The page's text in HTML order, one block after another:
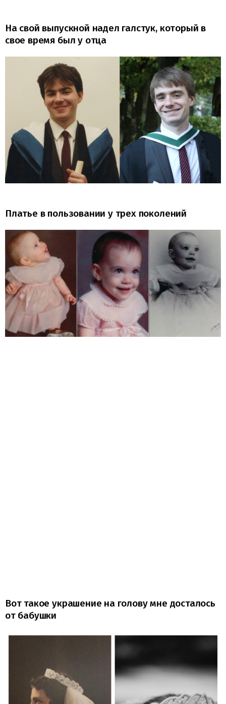
На свой выпускной надел галстук, который в
свое время был у отца
Платье в пользовании у трех поколений
Вот такое украшение на голову мне досталось
от бабушки